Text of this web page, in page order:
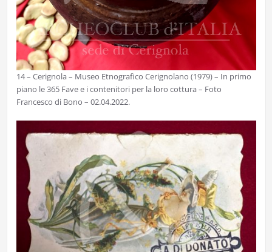
14 – Cerignola – Museo Etnografico Cerignolano (1979) – In primo
piano le 365 Fave e i contenitori per la loro cottura – Foto
Francesco di Bono – 02.04.2022.